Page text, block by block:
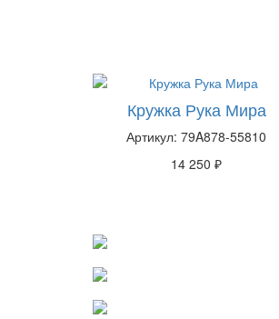
Кружка Рука Мира
Артикул: 79A878-55810
14 250 ₽